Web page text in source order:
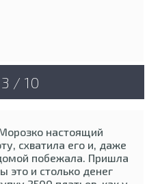
/ 10
настоящий
схватила его и, даже
побежала. Пришла
это и столько денег